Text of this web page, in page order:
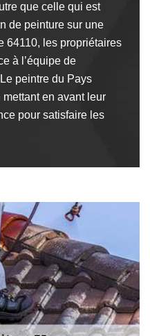
que celle qui est
de peinture sur une
64110, les propriétaires
à l’équipe de
peintre du Pays
en avant leur
pour satisfaire les